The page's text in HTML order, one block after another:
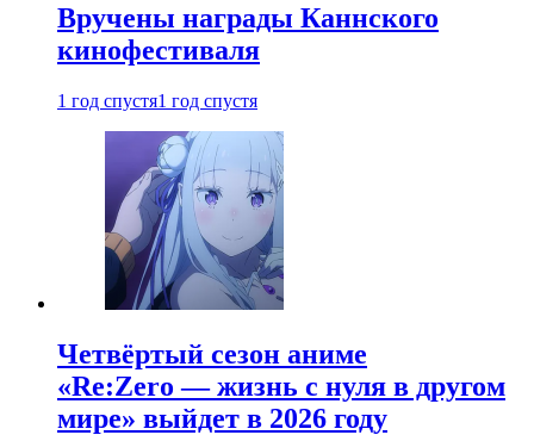
Вручены награды Каннского
кинофестиваля
1 год спустя1 год спустя
Четвёртый сезон аниме
«Re:Zero — жизнь с нуля в другом
мире» выйдет в 2026 году